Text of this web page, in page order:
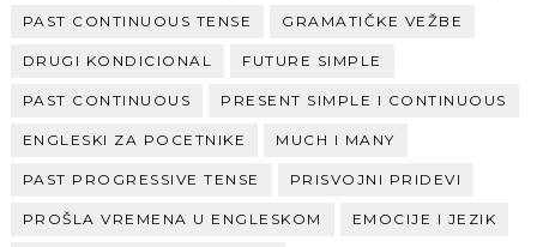
PAST CONTINUOUS TENSE GRAMATIČKE VEŽBE
DRUGI KONDICIONAL FUTURE SIMPLE
PAST CONTINUOUS PRESENT SIMPLE I CONTINUOUS
ENGLESKI ZA POCETNIKE MUCH I MANY
PAST PROGRESSIVE TENSE PRISVOJNI PRIDEVI
PROŠLA VREMENA U ENGLESKOM EMOCIJE I JEZIK